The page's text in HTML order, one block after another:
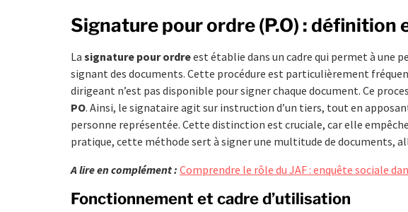
Signature pour ordre (P.O) : définition
La signature pour ordreest établie dans un cadre qui permet à une
signant des documents. Cette procédure est particulièrement
dirigeant n’est pas disponible pour signer chaque document. Ce
PO. Ainsi, le signataire agit sur instruction d’un tiers, tout en
personne représentée. Cette distinction est cruciale, car elle
pratique, cette méthode sert à signer une multitude de documents,
A lire en complément : Comprendre le rôle du JAF : enquête sociale
Fonctionnement et cadre d’utilisation